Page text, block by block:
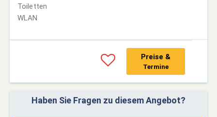
Toiletten
WLAN
Preise &
Termine
Haben Sie Fragen zu diesem Angebot?